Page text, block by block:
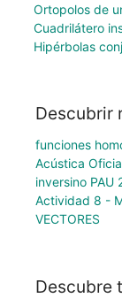
Ortopolos de
Cuadrilátero
Hipérbolas
Descubrir
funciones
Acústica
inversino PAU
Actividad 8 -
VECTORES
Descubre